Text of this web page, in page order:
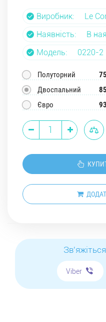
Виробник:
Le
Наявність:
В
Модель:
0220-2
Полуторний
Двоспальний
Євро
Viber